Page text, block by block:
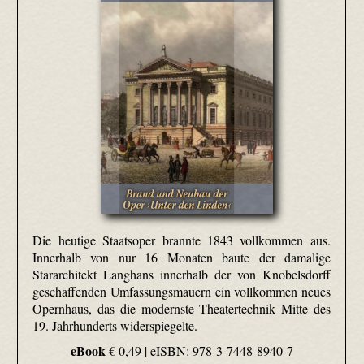
Die heutige Staatsoper brannte 1843 vollkommen aus.
Innerhalb von nur 16 Monaten baute der damalige
Stararchitekt Langhans innerhalb der von Knobelsdorff
geschaffenden Umfassungsmauern ein vollkommen neues
Opernhaus, das die modernste Theatertechnik Mitte des
19. Jahrhunderts widerspiegelte.
eBook€ 0,49 |eISBN: 978-3-7448-8940-7